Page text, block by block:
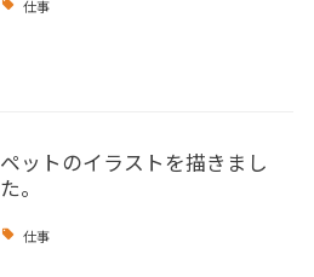
仕事
ペットのイラストを描きまし
た。
仕事